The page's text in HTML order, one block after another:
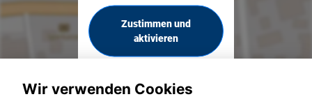
Zustimmen und
aktivieren
Wir verwenden Cookies